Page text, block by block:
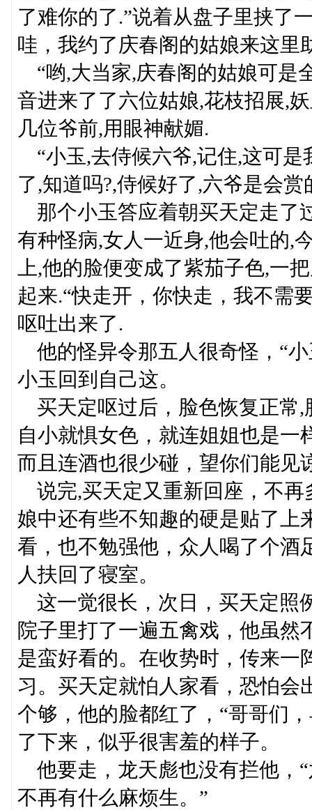
了难你的了.”说着从盘子里挟了
哇，我约了庆春阁的姑娘来这里
“哟,大当家,庆春阁的姑娘可是
音进来了了六位姑娘,花枝招展,
几位爷前,用眼神献媚.
“小玉,去侍候六爷,记住,这可是
了,知道吗?,侍候好了,六爷是会赏
那个小玉答应着朝买天定走了
有种怪病,女人一近身,他会吐的,
上,他的脸便变成了紫茄子色,一
起来.“快走开，你快走，我不需
呕吐出来了.
他的怪异令那五人很奇怪，“
小玉回到自己这。
买天定呕过后，脸色恢复正常,
自小就惧女色，就连姐姐也是
而且连酒也很少碰，望你们能见
说完,买天定又重新回座，不再
娘中还有些不知趣的硬是贴了上
看，也不勉强他，众人喝了个酒
人扶回了寝室。
这一觉很长，次日，买天定照
院子里打了一遍五禽戏，他虽然
是蛮好看的。在收势时，传来一
习。买天定就怕人家看，恐怕会
个够，他的脸都红了，“哥哥们
了下来，似乎很害羞的样子。
他要走，龙天彪也没有拦他，
不再有什么麻烦生。”